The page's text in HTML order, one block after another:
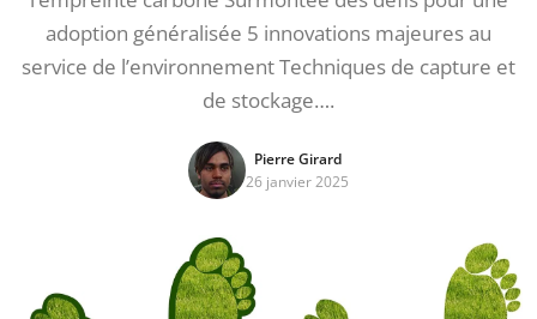
adoption généralisée 5 innovations majeures au
service de l’environnement Techniques de capture et
de stockage….
Pierre Girard
26 janvier 2025